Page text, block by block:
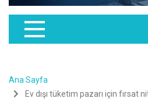
Ana Sayfa
Ev dışı tüketim pazarı için fırsat